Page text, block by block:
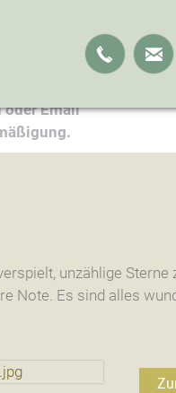
+43
Aktiv
Ausflüge
oder Email
unzählige
Note. Es sind alles